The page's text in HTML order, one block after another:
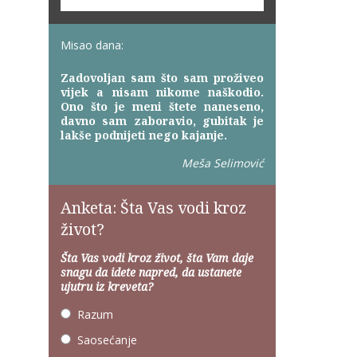
Misao dana:
Zadovoljan sam što sam proživeo
vijek a nisam nikome naškodio.
Ono što je meni štete naneseno,
davno sam zaboravio, gubitak je
lakše podnijeti nego kajanje.
Meša Selimović
Anketa: Šta Vas vodi kroz
život?
Šta Vas vodi kroz život, šta Vam daje
snagu da idete napred, da ustanete
ujutru iz kreveta?
Razum
Saosećanje